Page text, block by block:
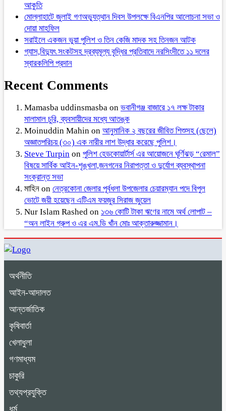
আকুতি
মোল্লাহাটে জুলাই গণঅভ্যুত্থান দিবস উপলক্ষে বিএনপির আলোচনা সভা ও
দোয়া মাহফিল
সরাইলে একজন ভুয়া পুলিশ ও তিন কেজি মাদক সহ তিনজন আটক
গ্যাস,বিদ্যুৎ সংকটসহ দ্রব্যমূল্য বৃদ্ধির প্রতিবাদে নরসিংদীতে ১১ দলের
স্বারকলিপি প্রদান
Recent Comments
Mamasba uddinsmasba on ভবানীগঞ্জ বাজারে ১৭ লক্ষ টাকার
মালামাল চুরি, ব্যবসায়ীদের মধ্যে আতঙ্ক
Moinuddin Mahin on আনুমানিক ২ বছরের জীবিত শিশুসহ (ছেলে)
অজ্ঞাতপরিচয় (৩০) এক নারীর লাশ উদ্ধার করেছে পুলিশ।
Steve Turpin on পুলিশ হেডকোয়ার্টার্স এর আয়োজনে ঘূর্ণিঝড় “রেমাল”
বিষয়ে সার্বিক আইন-শৃঙ্খলা,জনগনের নিরাপত্তা ও দুর্যোগ ব্যবস্থাপনা
সংক্রান্ত সভা
মাহিন on নেত্রকোনা জেলার পূর্বধলা উপজেলার চেয়ারম্যান পদে বিপুল
ভোটে জয়ী হয়েছেন এটিএম ফয়জুর সিরাজ জুয়েল
Nur Islam Rashed on ১৩৬ কোটি টাকা ঋণের নামে অর্থ লোপাট –
“অন লাইন গ্রুপ ও এর এম.ডি খাঁন মোঃ আক্তারুজ্জামান।
অর্থনীতি
আইন-আদালত
আন্তর্জাতিক
কৃষিবার্তা
খেলাধুলা
গণমাধ্যম
চাকুরি
তথ্যপ্রযুক্তি